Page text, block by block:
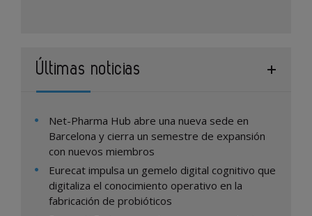
Últimas noticias
Net-Pharma Hub abre una nueva sede en
Barcelona y cierra un semestre de expansión
con nuevos miembros
Eurecat impulsa un gemelo digital cognitivo que
digitaliza el conocimiento operativo en la
fabricación de probióticos